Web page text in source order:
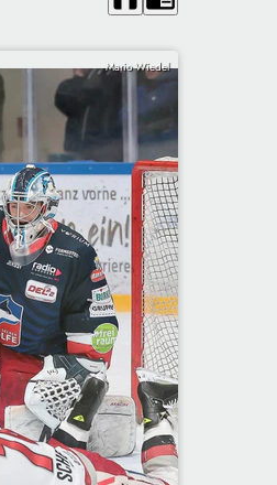
Mario Wiedel